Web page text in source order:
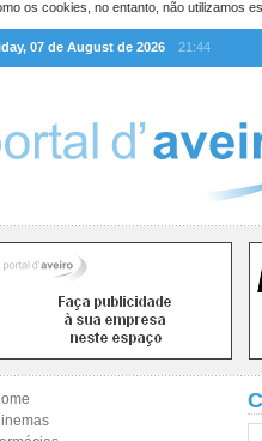
os cookies, no entanto, não utilizamos
07 de August de 2026
21:44